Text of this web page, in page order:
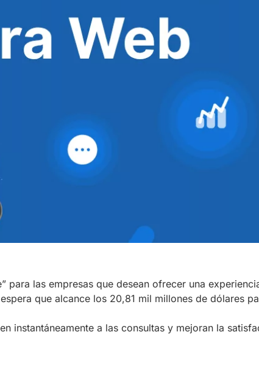
para las empresas que desean ofrecer una
que alcance los 20,81 mil millones de dólares
instantáneamente a las consultas y mejoran la